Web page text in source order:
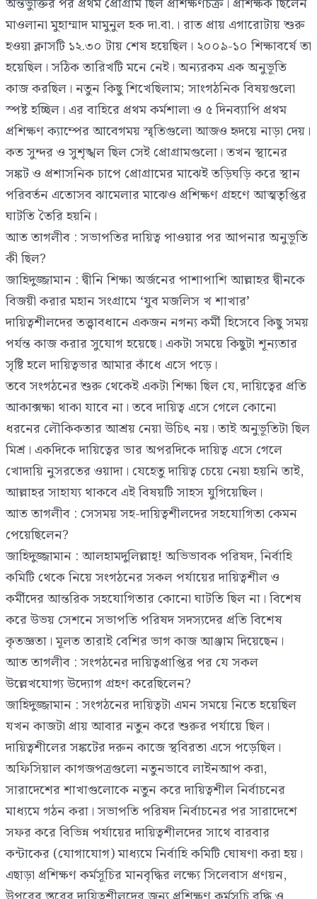
অন্তর্ভুক্তির পর প্রথম প্রোগ্রাম ছিল প্রশিক্ষণচক্র। প্রশিক্ষক ছিলেন
মাওলানা মুহাম্মাদ মামুনুল হক দা.বা.। রাত প্রায় এগারোটায় শুরু
হওয়া ক্লাসটি ১২.৩০ টায় শেষ হয়েছিল। ২০০৯-১০ শিক্ষাবর্ষে তা
হয়েছিল। সঠিক তারিখটি মনে নেই। অন্যরকম এক অনুভূতি
কাজ করছিল। নতুন কিছু শিখেছিলাম; সাংগঠনিক বিষয়গুলো
স্পষ্ট হচ্ছিল। এর বাহিরে প্রথম কর্মশালা ও ৫ দিনব্যাপি প্রথম
প্রশিক্ষণ ক্যাম্পের আবেগময় স্মৃতিগুলো আজও হৃদয়ে নাড়া দেয়।
কত সুন্দর ও সুশৃঙ্খল ছিল সেই প্রোগ্রামগুলো। তখন স্থানের
সঙ্কট ও প্রশাসনিক চাপে প্রোগ্রামের মাঝেই তড়িঘড়ি করে স্থান
পরিবর্তন এতোসব ঝামেলার মাঝেও প্রশিক্ষণ গ্রহণে আত্মতৃপ্তির
ঘাটতি তৈরি হয়নি।
আত তাগলীব : সভাপতির দায়িত্ব পাওয়ার পর আপনার অনুভূতি
কী ছিল?
জাহিদুজ্জামান : দ্বীনি শিক্ষা অর্জনের পাশাপাশি আল্লাহর দ্বীনকে
বিজয়ী করার মহান সংগ্রামে ‘যুব মজলিস খ শাখার’
দায়িত্বশীলদের তত্ত্বাবধানে একজন নগন্য কর্মী হিসেবে কিছু সময়
পর্যন্ত কাজ করার সুযোগ হয়েছে। একটা সময়ে কিছুটা শূন্যতার
সৃষ্টি হলে দায়িত্বভার আমার কাঁধে এসে পড়ে।
তবে সংগঠনের শুরু থেকেই একটা শিক্ষা ছিল যে, দায়িত্বের প্রতি
আকাক্সক্ষা থাকা যাবে না। তবে দায়িত্ব এসে গেলে কোনো
ধরনের লৌকিকতার আশ্রয় নেয়া উচিৎ নয়। তাই অনুভূতিটা ছিল
মিশ্র। একদিকে দায়িত্বের ভার অপরদিকে দায়িত্ব এসে গেলে
খোদায়ি নুসরতের ওয়াদা। যেহেতু দায়িত্ব চেয়ে নেয়া হয়নি তাই,
আল্লাহর সাহায্য থাকবে এই বিষয়টি সাহস যুগিয়েছিল।
আত তাগলীব : সেসময় সহ-দায়িত্বশীলদের সহযোগিতা কেমন
পেয়েছিলেন?
জাহিদুজ্জামান : আলহামদুলিল্লাহ্! অভিভাবক পরিষদ, নির্বাহি
কমিটি থেকে নিয়ে সংগঠনের সকল পর্যায়ের দায়িত্বশীল ও
কর্মীদের আন্তরিক সহযোগিতার কোনো ঘাটতি ছিল না। বিশেষ
করে উভয় সেশনে সভাপতি পরিষদ সদস্যদের প্রতি বিশেষ
কৃতজ্ঞতা। মূলত তারাই বেশির ভাগ কাজ আঞ্জাম দিয়েছেন।
আত তাগলীব : সংগঠনের দায়িত্বপ্রাপ্তির পর যে সকল
উল্লেখযোগ্য উদ্যোগ গ্রহণ করেছিলেন?
জাহিদুজ্জামান : সংগঠনের দায়িত্বটা এমন সময়ে নিতে হয়েছিল
যখন কাজটা প্রায় আবার নতুন করে শুরুর পর্যায়ে ছিল।
দায়িত্বশীলের সঙ্কটের দরুন কাজে স্থবিরতা এসে পড়েছিল।
অফিসিয়াল কাগজপত্রগুলো নতুনভাবে লাইনআপ করা,
সারাদেশের শাখাগুলোকে নতুন করে দায়িত্বশীল নির্বাচনের
মাধ্যমে গঠন করা। সভাপতি পরিষদ নির্বাচনের পর সারাদেশে
সফর করে বিভিন্ন পর্যায়ের দায়িত্বশীলদের সাথে বারবার
কন্টাকের (যোগাযোগ) মাধ্যমে নির্বাহি কমিটি ঘোষণা করা হয়।
এছাড়া প্রশিক্ষণ কর্মসূচির মানবৃদ্ধির লক্ষ্যে সিলেবাস প্রণয়ন,